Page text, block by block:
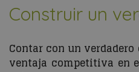
Construir un
Contar con un
ventaja competitiva en